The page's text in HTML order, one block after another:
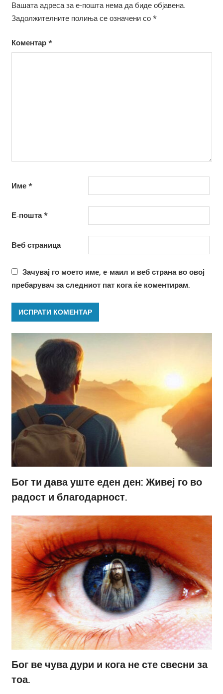
Вашата адреса за е-пошта нема да биде објавена.
Задолжителните полиња се означени со *
Коментар *
Име *
Е-пошта*
Веб страница
Зачувај го моето име, е-маил и веб страна во овој
пребарувач за следниот пат кога ќе коментирам.
Бог ти дава уште еден ден: Живеј го во
радост и благодарност.
Бог ве чува дури и кога не сте свесни за
тоа.